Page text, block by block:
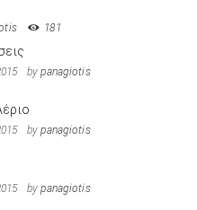
181
bypanagiotis
bypanagiotis
bypanagiotis